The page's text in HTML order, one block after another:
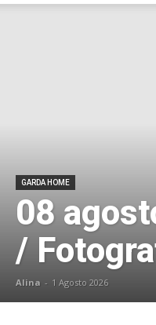
GARDA HOME
08
/
Alina - 1 Agosto 2026